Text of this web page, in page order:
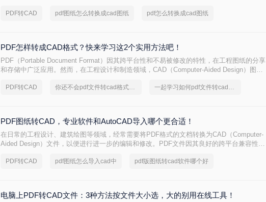
PDF转CAD pdf图纸怎么转换成cad图纸 pdf怎么转换成cad图纸
PDF怎样转成CAD格式？快来学习这2个实用方法吧！
PDF（Portable Document Format）因其跨平台性和不易被修改的特性，在工程图纸的分享
和存储中广泛应用。然而，在工程设计和制造领域，CAD（Computer-Aided Design）图纸
工程师的常见需求。那么PDF怎样转成CAD格式呢？本文将介绍两种将PDF转换成CAD格
PDF转CAD 你还不会pdf文件转cad格式吗？快来学习 一起学习如何pdf文件转cad格式吧
PDF图纸转CAD，专业软件和AutoCAD导入哪个更合适！
在日常的工程设计、建筑绘图等领域，经常需要将PDF格式的文档转换为CAD（Computer-
Aided Design）文件，以便进行进一步的编辑和修改。PDF文件因其良好的跨平台兼容性和
件怎么转换成CAD文件呢？本文将介绍两种将PDF文件转换为CAD文件的方法。
PDF转CAD pdf图纸怎么导入cad中 pdf版图纸转cad软件哪个好
电脑上PDF转CAD文件：3种方法按文件大小选，大的别用在线工具！